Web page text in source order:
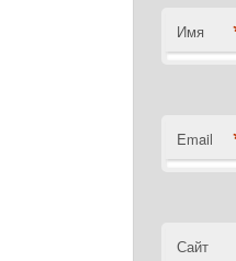
Имя
Email
Сайт